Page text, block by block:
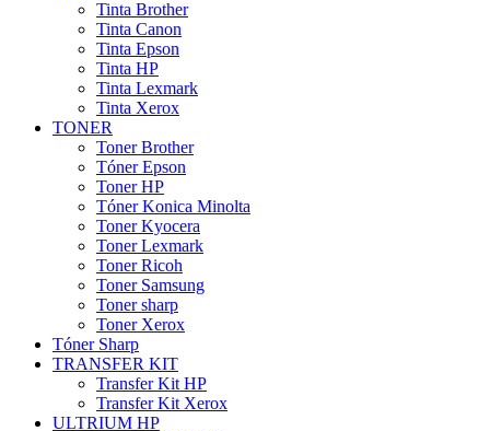
Tinta Brother
Tinta Canon
Tinta Epson
Tinta HP
Tinta Lexmark
Tinta Xerox
TONER
Toner Brother
Tóner Epson
Toner HP
Tóner Konica Minolta
Toner Kyocera
Toner Lexmark
Toner Ricoh
Toner Samsung
Toner sharp
Toner Xerox
Tóner Sharp
TRANSFER KIT
Transfer Kit HP
Transfer Kit Xerox
ULTRIUM HP